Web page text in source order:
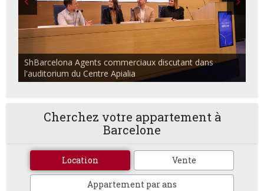
ShBarcelona Agents commerciaux discutant dans
l'auditorium du Centre Apialia
Cherchez votre appartement à
Barcelone
Location Vente
Appartement par ans